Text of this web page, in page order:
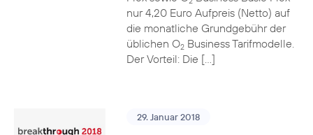
nur 4,20 Euro Aufpreis (Netto) auf
die monatliche Grundgebühr der
üblichen O2Business Tarifmodelle.
Der Vorteil: Die […]
29. Januar 2018